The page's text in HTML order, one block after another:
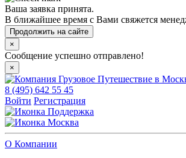
Ваша заявка принята.
В ближайшее время с Вами свяжется
Продолжить на сайте
×
Сообщение успешно отправлено!
×
8 (495) 642 55 45
Войти Регистрация
Поддержка
Москва
О Компании